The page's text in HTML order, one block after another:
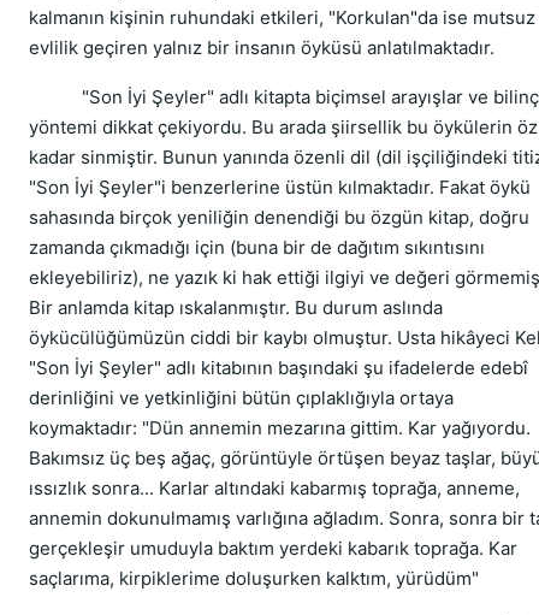
kalmanın kişinin ruhundaki etkileri, "Korkulan"da ise
evlilik geçiren yalnız bir insanın öyküsü anlatılmaktadır.
"Son İyi Şeyler" adlı kitapta biçimsel arayışlar ve bilinç
yöntemi dikkat çekiyordu. Bu arada şiirsellik bu öykülerin
kadar sinmiştir. Bunun yanında özenli dil (dil işçiliğindeki
"Son İyi Şeyler"i benzerlerine üstün kılmaktadır. Fakat öykü
sahasında birçok yeniliğin denendiği bu özgün kitap, doğru
zamanda çıkmadığı için (buna bir de dağıtım sıkıntısını
ekleyebiliriz), ne yazık ki hak ettiği ilgiyi ve değeri
Bir anlamda kitap ıskalanmıştır. Bu durum aslında
öykücülüğümüzün ciddi bir kaybı olmuştur. Usta hikâyeci
"Son İyi Şeyler" adlı kitabının başındaki şu ifadelerde edebî
derinliğini ve yetkinliğini bütün çıplaklığıyla ortaya
koymaktadır: "Dün annemin mezarına gittim. Kar yağıyordu.
Bakımsız üç beş ağaç, görüntüyle örtüşen beyaz taşlar,
ıssızlık sonra... Karlar altındaki kabarmış toprağa, anneme,
annemin dokunulmamış varlığına ağladım. Sonra, sonra bir
gerçekleşir umuduyla baktım yerdeki kabarık toprağa. Kar
saçlarıma, kirpiklerime doluşurken kalktım, yürüdüm"